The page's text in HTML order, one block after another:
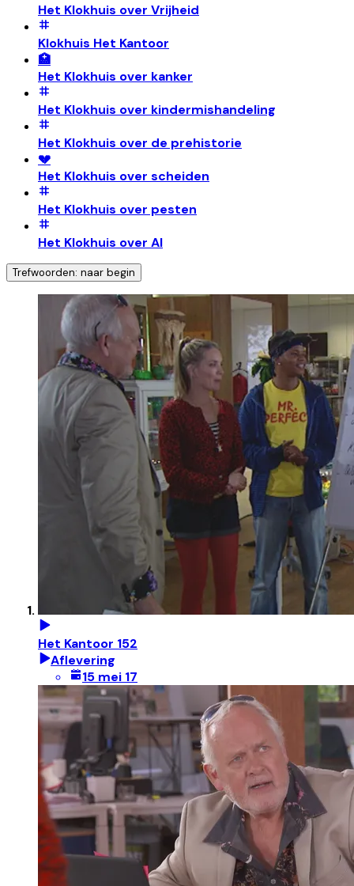
Het Klokhuis over Vrijheid
Klokhuis Het Kantoor
🏥
Het Klokhuis over kanker
Het Klokhuis over kindermishandeling
Het Klokhuis over de prehistorie
💔
Het Klokhuis over scheiden
Het Klokhuis over pesten
Het Klokhuis over AI
Trefwoorden: naar begin
Het Kantoor 152
Aflevering
15 mei 17